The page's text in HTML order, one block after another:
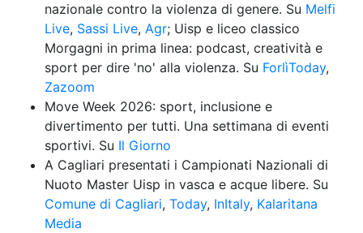
nazionale contro la violenza di genere. Su Melfi
Live, Sassi Live, Agr; Uisp e liceo classico
Morgagni in prima linea: podcast, creatività e
sport per dire 'no' alla violenza. Su ForlìToday
Zazoom
Move Week 2026: sport, inclusione e
divertimento per tutti. Una settimana di eventi
sportivi. Su Il Giorno
A Cagliari presentati i Campionati Nazionali di
Comune di Cagliari, Today, InItaly, Kalaritana
Media